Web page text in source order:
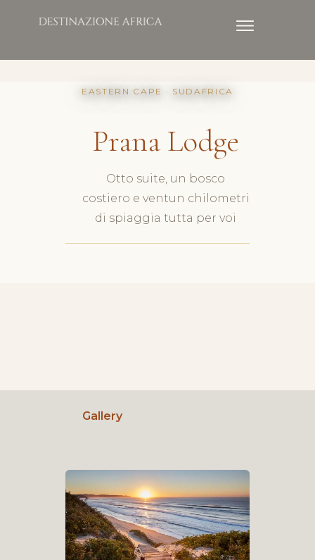
EASTERN CAPE · SUDAFRICA
Prana Lodge
Otto suite, un bosco
costiero e ventun chilometri
di spiaggia tutta per voi
Gallery